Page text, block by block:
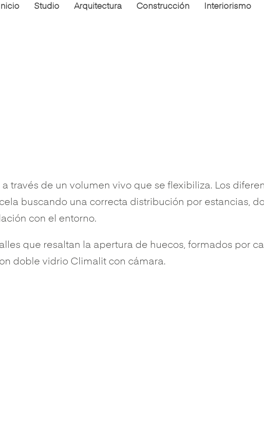
Inicio Studio Arquitectura Construcción Interiorismo
a través de un volumen vivo que se flexibiliza. Los
buscando una correcta distribución por estancias,
con el entorno.
que resaltan la apertura de huecos, formados por
doble vidrio Climalit con cámara.